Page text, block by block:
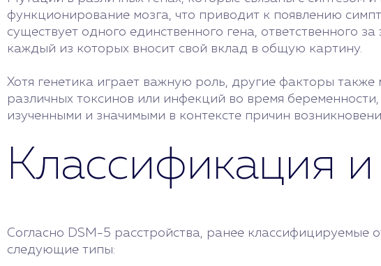
функционирование мозга, что приводит к появлению
существует одного единственного гена, ответственного
каждый из которых вносит свой вклад в общую картину.
Хотя генетика играет важную роль, другие факторы
различных токсинов или инфекций во время
изученными и значимыми в контексте причин
Классификация
Согласно DSM-5 расстройства, ранее
следующие типы: